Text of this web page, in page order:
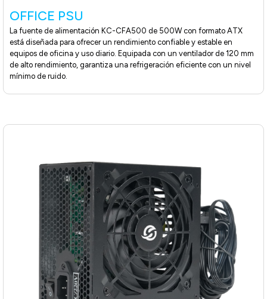
OFFICE PSU
La fuente de alimentación KC-CFA500 de 500W con formato ATX
está diseñada para ofrecer un rendimiento confiable y estable en
equipos de oficina y uso diario. Equipada con un ventilador de 120 mm
de alto rendimiento, garantiza una refrigeración eficiente con un nivel
mínimo de ruido.